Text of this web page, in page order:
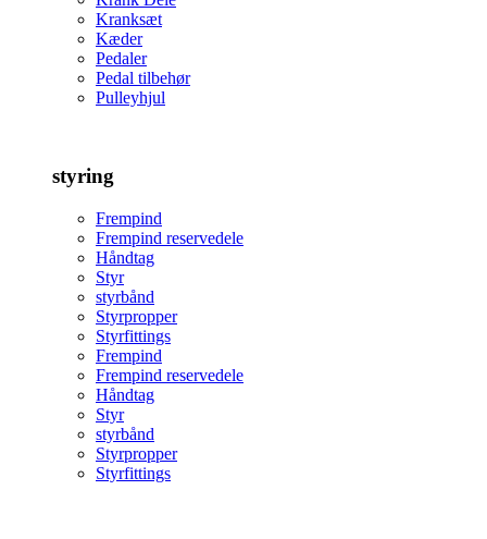
Kranksæt
Kæder
Pedaler
Pedal tilbehør
Pulleyhjul
styring
Frempind
Frempind reservedele
Håndtag
Styr
styrbånd
Styrpropper
Styrfittings
Frempind
Frempind reservedele
Håndtag
Styr
styrbånd
Styrpropper
Styrfittings